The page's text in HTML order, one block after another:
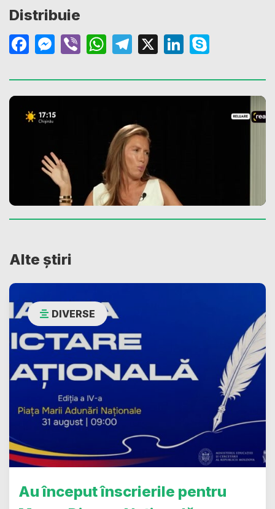
Distribuie
Facebook
Messenger
ViberWhatsApp
Telegram
X LinkedIn
Alte știri
DIVERSE
Au început înscrierile pentru